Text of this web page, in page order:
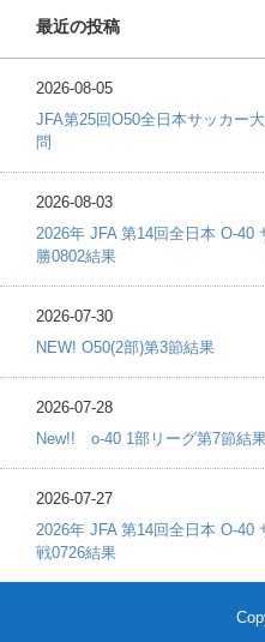
最近の投稿
2026-08-05
JFA第25回O50全日本サッカー
問
2026-08-03
2026年 JFA 第14回全日本 O-40
勝0802結果
2026-07-30
NEW! O50(2部)第3節結果
2026-07-28
New!! o-40 1部リーグ第7節結果
2026-07-27
2026年 JFA 第14回全日本 O-40
戦0726結果